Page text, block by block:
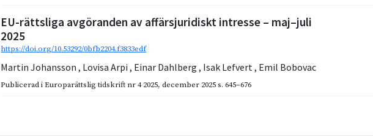
EU-rättsliga avgöranden av affärsjuridiskt intresse – maj–juli
2025
https://doi.org/10.53292/0bfb2204.f3833edf
Martin Johansson, Lovisa Arpi, Einar Dahlberg, Isak Lefvert, Emil Bobovac
Publicerad iEuroparättslig tidskrift nr 4 2025,december 2025 s. 645–676